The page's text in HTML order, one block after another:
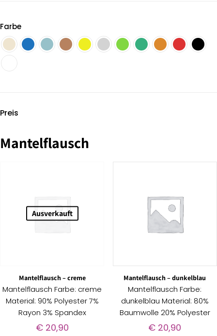
Farbe
Preis
Mantelflausch
Ausverkauft
Mantelflausch – creme
Mantelflausch Farbe: creme
Material: 90% Polyester 7%
Rayon 3% Spandex
€20,90
Mantelflausch – dunkelblau
Mantelflausch Farbe:
dunkelblau Material: 80%
Baumwolle 20% Polyester
€ 20,90